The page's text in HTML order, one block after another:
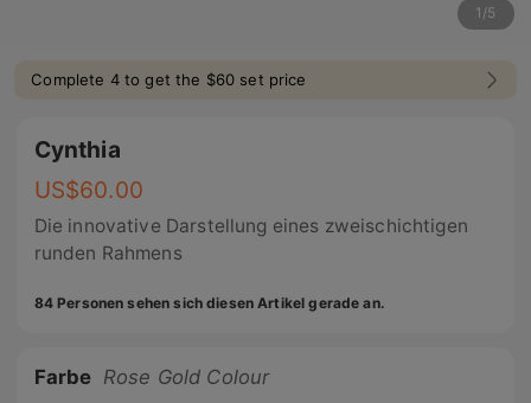
1 /5
Complete 4 to get the $60 set price
Cynthia
US$60.00
Die innovative Darstellung eines zweischichtigen
runden Rahmens
84 Personen sehen sich diesen Artikel gerade an.
Farbe Rose Gold Colour